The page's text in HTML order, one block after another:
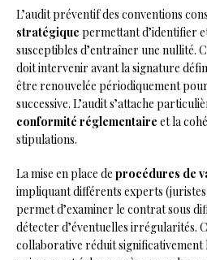
L’audit préventif des conventions
stratégique permettant d’identifier
susceptibles d’entraîner une nullité.
doit intervenir avant la signature
être renouvelée périodiquement
successive. L’audit s’attache
conformité réglementaire et la
stipulations.
La mise en place de procédures de
impliquant différents experts
permet d’examiner le contrat sous
détecter d’éventuelles irrégularités.
collaborative réduit significativement